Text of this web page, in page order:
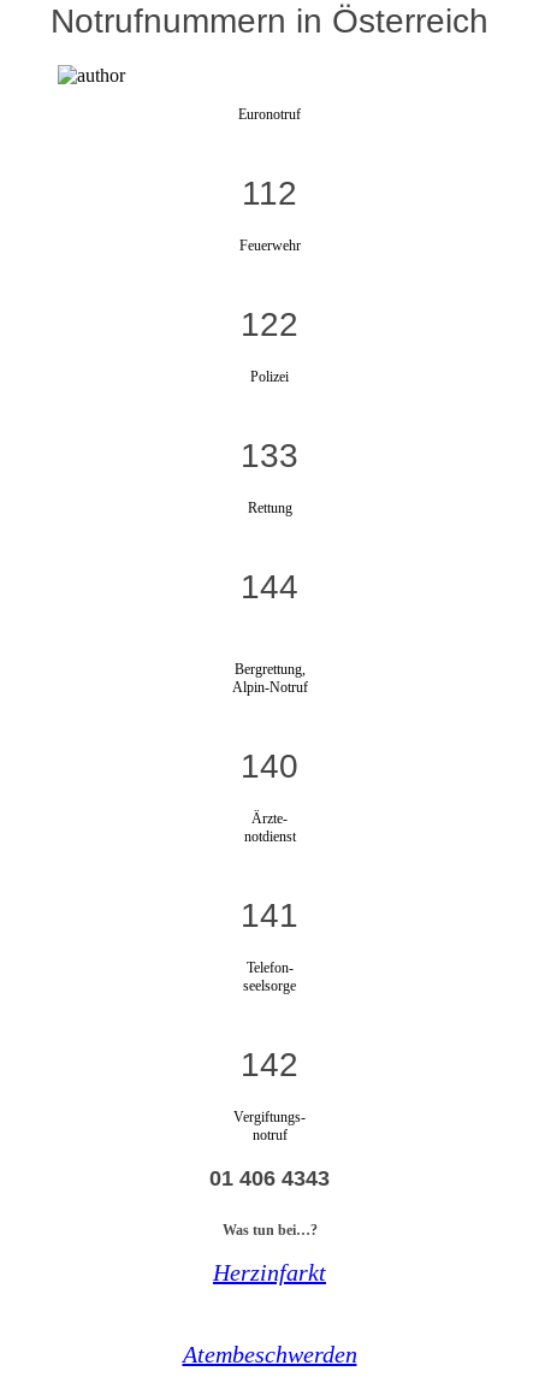
Notrufnummern in Österreich
Euronotruf
112
Feuerwehr
122
Polizei
133
Rettung
144
Bergrettung,
Alpin-Notruf
140
Ärzte-
notdienst
141
Telefon-
seelsorge
142
Vergiftungs-
notruf
01 406 4343
Was tun bei…?
Herzinfarkt
Atembeschwerden